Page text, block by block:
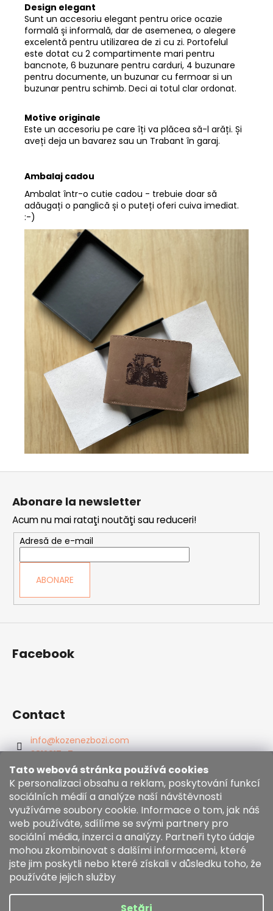
Tato webová stránka používá cookies
K personalizaci obsahu a reklam, poskytování funkcí
sociálních médií a analýze naší návštěvnosti
využíváme soubory cookie. Informace o tom, jak náš
web používáte, sdílíme se svými partnery pro
sociální média, inzerci a analýzy. Partneři tyto údaje
mohou zkombinovat s dalšími informacemi, které
jste jim poskytli nebo které získali v důsledku toho, že
používáte jejich služby
Design elegant
Sunt un accesoriu elegant pentru orice ocazie
formală și informală, dar de asemenea, o alegere
excelentă pentru utilizarea de zi cu zi. Portofelul
este dotat cu 2 compartimente mari pentru
bancnote, 6 buzunare pentru carduri, 4 buzunare
pentru documente, un buzunar cu fermoar si un
buzunar pentru schimb. Deci ai totul clar ordonat.
Motive originale
Este un accesoriu pe care îți va plăcea să-l arăți. Și
aveți deja un bavarez sau un Trabant în garaj.
Ambalaj cadou
Ambalat într-o cutie cadou - trebuie doar să
adăugați o panglică și o puteți oferi cuiva imediat.
:-)
S
Abonare la newsletter
Acum nu mai rataţi noutăţi sau reduceri!
Adresă de e-mail
ABONARE
Facebook
Contact
info@kozenezbozi.com
381281747
603225633
https://www.facebook.com/kozenezbozi/
Informace pro vás
Termeni și condiții
Zásady používání souborů cookies
Comanda mea